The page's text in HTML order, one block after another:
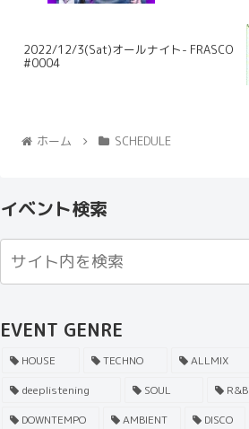
2022/12/3(Sat)オールナイト- FRASCO
#0004
ホーム SCHEDULE
イベント検索
EVENT GENRE
HOUSE TECHNO ALLMIX
deeplistening
SOUL R&B
DOWNTEMPO
AMBIENT DISCO